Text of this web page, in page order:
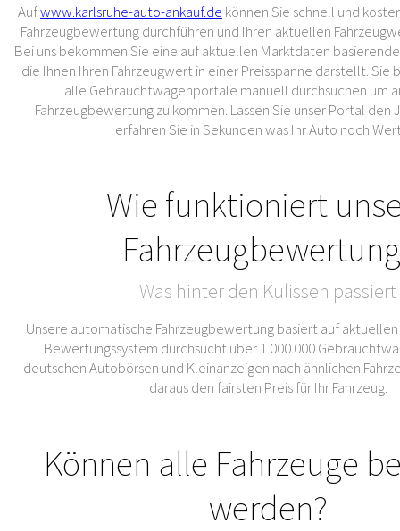
Aufwww.karlsruhe-auto-ankauf.de können Sie schnell und
Fahrzeugbewertung durchführen und Ihren aktuellen
Bei uns bekommen Sie eine auf aktuellen Marktdaten
die Ihnen Ihren Fahrzeugwert in einer Preisspanne darstellt. Sie
alle Gebrauchtwagenportale manuell durchsuchen um
Fahrzeugbewertung zu kommen. Lassen Sie unser Portal den
erfahren Sie in Sekunden was Ihr Auto noch
Wie funktioniert
Was hinter den Kulissen passiert
Unsere automatische Fahrzeugbewertung basiert auf
Bewertungssystem durchsucht über 1.000.000
deutschen Autobörsen und Kleinanzeigen nach ähnlichen
daraus den fairsten Preis für Ihr Fahrzeug.
Können alle Fahrzeuge
werden?